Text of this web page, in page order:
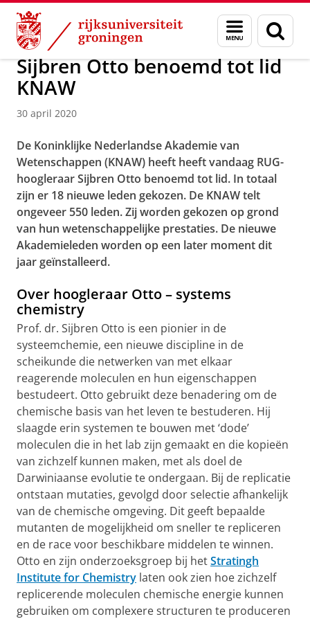
Skip
Content
Skip
Navigation
Menu
en
zoeken
Over ons Actueel Nieuws Nieuwsberichten
Sijbren Otto benoemd tot lid
KNAW
30 april 2020
De Koninklijke Nederlandse Akademie van
Wetenschappen (KNAW) heeft heeft vandaag RUG-
hoogleraar Sijbren Otto benoemd tot lid. In totaal
zijn er 18 nieuwe leden gekozen. De KNAW telt
ongeveer 550 leden. Zij worden gekozen op grond
van hun wetenschappelijke prestaties. De nieuwe
Akademieleden worden op een later moment dit
jaar geïnstalleerd.
Over hoogleraar Otto – systems
chemistry
Prof. dr. Sijbren Otto is een pionier in de
systeemchemie, een nieuwe discipline in de
scheikunde die netwerken van met elkaar
reagerende moleculen en hun eigenschappen
bestudeert. Otto gebruikt deze benadering om de
chemische basis van het leven te bestuderen. Hij
slaagde erin systemen te bouwen met ‘dode’
moleculen die in het lab zijn gemaakt en die kopieën
van zichzelf kunnen maken, met als doel de
Darwiniaanse evolutie te ondergaan. Bij de replicatie
ontstaan mutaties, gevolgd door selectie afhankelijk
van de chemische omgeving. Dit geeft bepaalde
mutanten de mogelijkheid om sneller te repliceren
en de race voor beschikbare middelen te winnen.
Otto en zijn onderzoeksgroep bij hetStratingh
Institute for Chemistry laten ook zien hoe zichzelf
replicerende moleculen chemische energie kunnen
gebruiken om complexere structuren te produceren